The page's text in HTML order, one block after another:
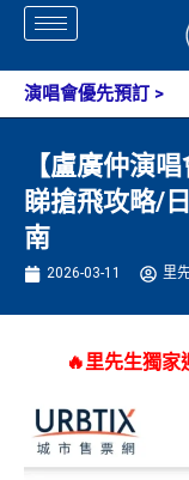
Skip
content
演唱會優先預訂 >
【盧廣仲演
睇搶飛攻略/
南
2026-03-11 里
🔥里先生獨家